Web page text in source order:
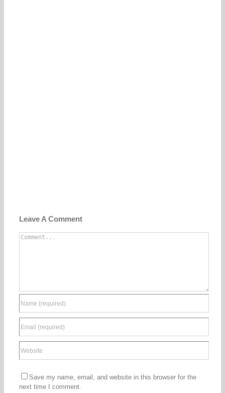
Leave A Comment
Comment
Save my name, email, and website in this browser for the
next time I comment.